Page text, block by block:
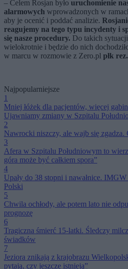
– Celem Rosjan było uruchomienie
alarmowych wprowadzonych w
aby je ocenić i poddać analizie.
reagujemy na tego typu incydenty i
się nasze procedury. Do takich
wielokrotnie i będzie do nich
w marcu w rozmowie z Zero.pl płk
Najpopularniejsze
1
Mniej łóżek dla pacjentów, więcej
Ujawniamy zmiany w Szpitalu
2
Nawrocki niszczy, ale wajb się
3
Afera w Szpitalu Południowym to
góra może być całkiem spora”
4
Upały do 38 stopni i nawałnice.
Polski
5
Chwila ochłody, ale potem lato nie
prognozę
6
Tragiczna śmierć 15-latki. Śledczy
świadków
7
Jeziora znikają z krajobrazu
pytają, czy jeszcze istnieją”